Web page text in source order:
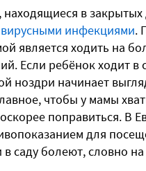
находящиеся в
инфекциями.
является ходить на
Если ребёнок ходит в
ноздри начинает
чтобы у мамы
поправиться. В
для
в саду болеют, словно